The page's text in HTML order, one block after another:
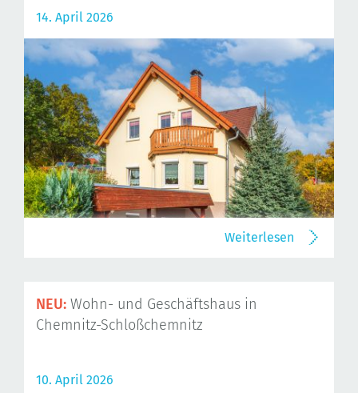
14. April 2026
Weiterlesen
NEU: Wohn- und Geschäftshaus in
Chemnitz-Schloßchemnitz
10. April 2026